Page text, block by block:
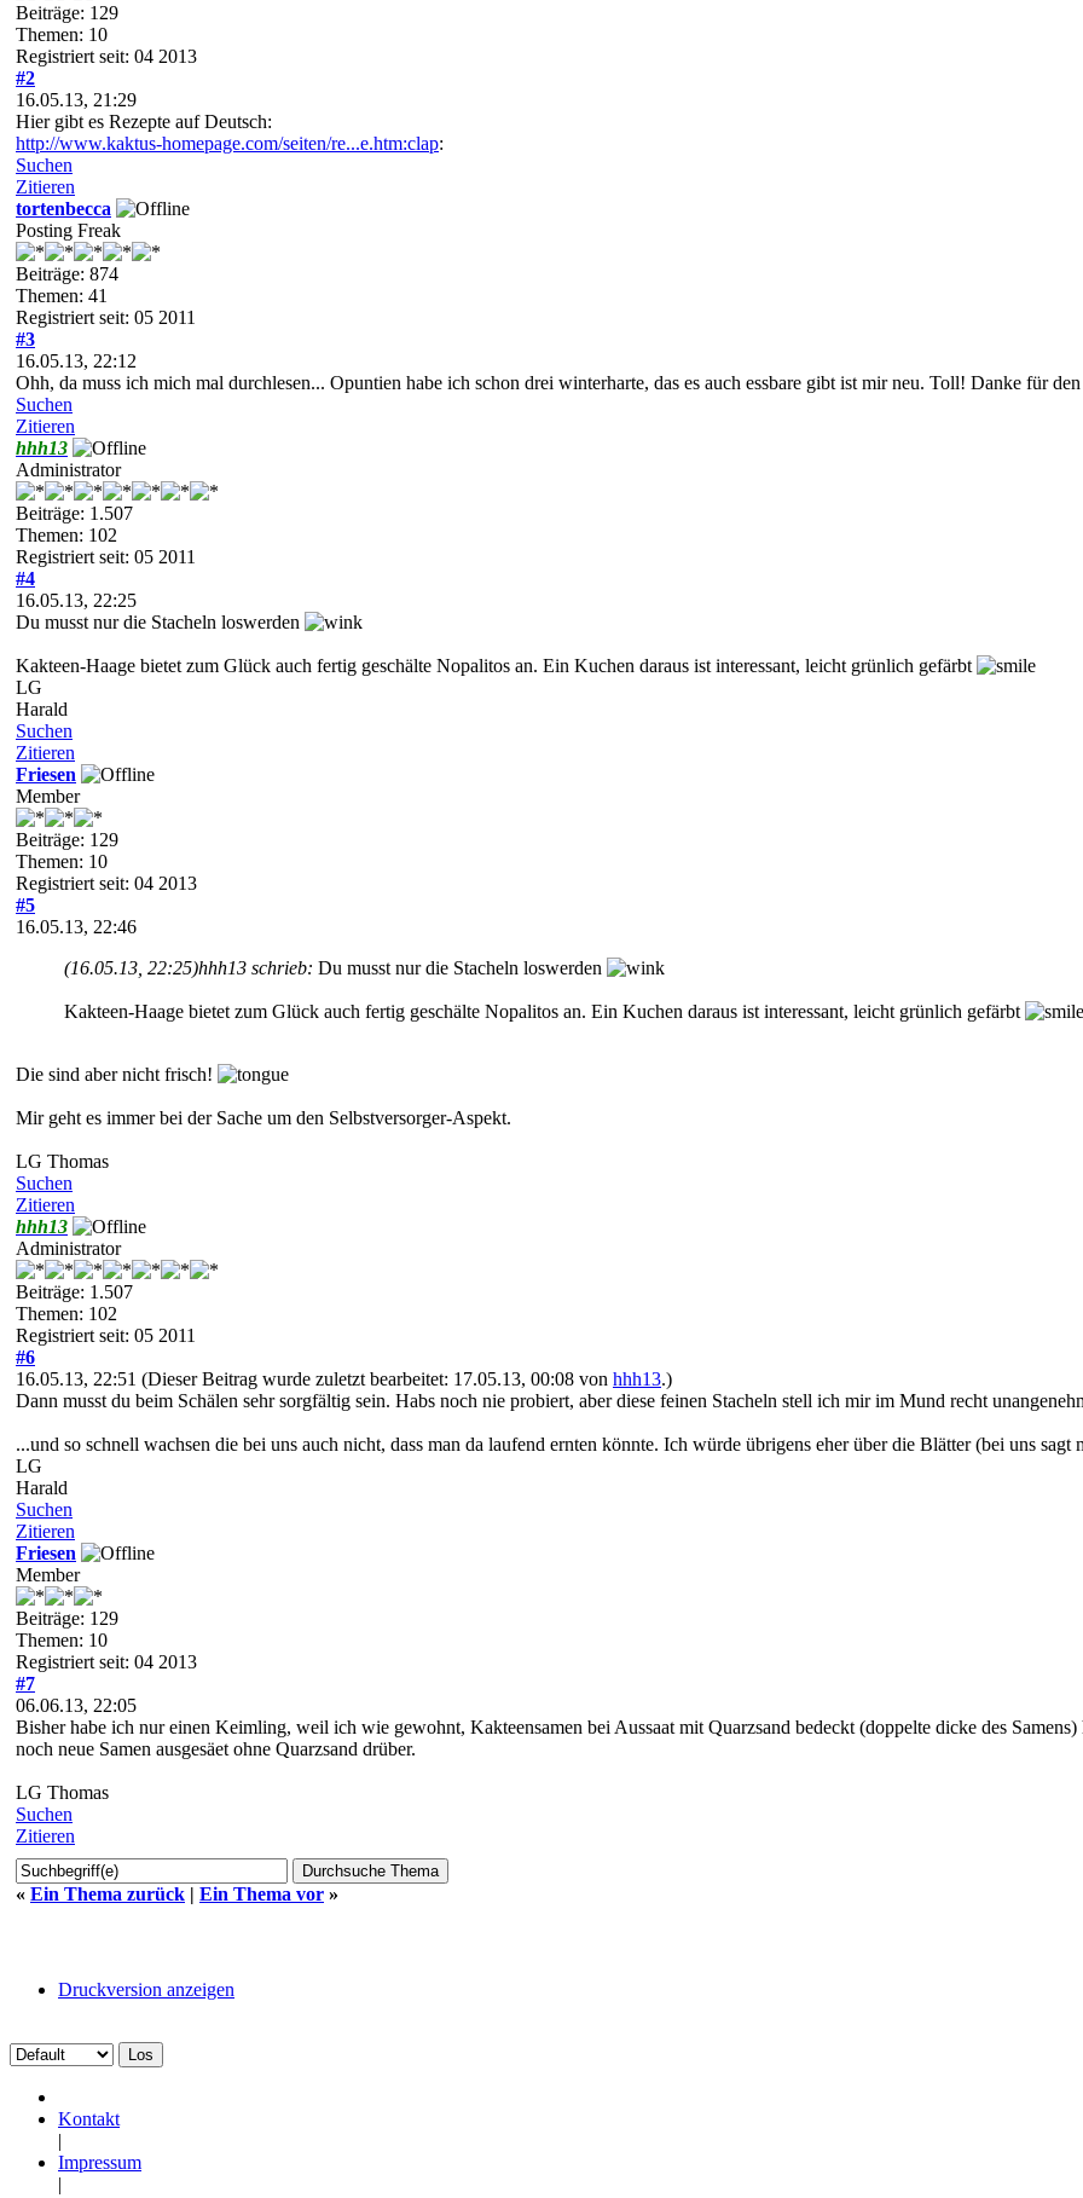
Beiträge: 129
Themen: 10
Registriert seit: 04 2013
#2
16.05.13, 21:29
Hier gibt es Rezepte auf Deutsch:
http://www.kaktus-homepage.com/seiten/re...e.htm:clap:
Suchen
Zitieren
tortenbecca
Posting Freak
Beiträge: 874
Themen: 41
Registriert seit: 05 2011
#3
16.05.13, 22:12
Ohh, da muss ich mich mal durchlesen... Opuntien habe ich schon drei winterharte, das es auch essbare gibt ist mir neu. Toll! Danke für
Suchen
Zitieren
hhh13
Administrator
Beiträge: 1.507
Themen: 102
Registriert seit: 05 2011
#4
16.05.13, 22:25
Du musst nur die Stacheln loswerden
Kakteen-Haage bietet zum Glück auch fertig geschälte Nopalitos an. Ein Kuchen daraus ist interessant, leicht grünlich gefärbt
LG
Harald
Suchen
Zitieren
Friesen
Member
Beiträge: 129
Themen: 10
Registriert seit: 04 2013
#5
16.05.13, 22:46
(16.05.13, 22:25)hhh13 schrieb: Du musst nur die Stacheln loswerden
Kakteen-Haage bietet zum Glück auch fertig geschälte Nopalitos an. Ein Kuchen daraus ist interessant, leicht grünlich gefärbt
Die sind aber nicht frisch!
Mir geht es immer bei der Sache um den Selbstversorger-Aspekt.
LG Thomas
Suchen
Zitieren
hhh13
Administrator
Beiträge: 1.507
Themen: 102
Registriert seit: 05 2011
#6
16.05.13, 22:51 (Dieser Beitrag wurde zuletzt bearbeitet: 17.05.13, 00:08 von hhh13.)
Dann musst du beim Schälen sehr sorgfältig sein. Habs noch nie probiert, aber diese feinen Stacheln stell ich mir im Mund recht
...und so schnell wachsen die bei uns auch nicht, dass man da laufend ernten könnte. Ich würde übrigens eher über die Blätter (bei uns
LG
Harald
Suchen
Zitieren
Friesen
Member
Beiträge: 129
Themen: 10
Registriert seit: 04 2013
#7
06.06.13, 22:05
Bisher habe ich nur einen Keimling, weil ich wie gewohnt, Kakteensamen bei Aussaat mit Quarzsand bedeckt (doppelte dicke des
noch neue Samen ausgesäet ohne Quarzsand drüber.
LG Thomas
Suchen
Zitieren
« Ein Thema zurück | Ein Thema vor »
Druckversion anzeigen
Kontakt
|
Impressum
|